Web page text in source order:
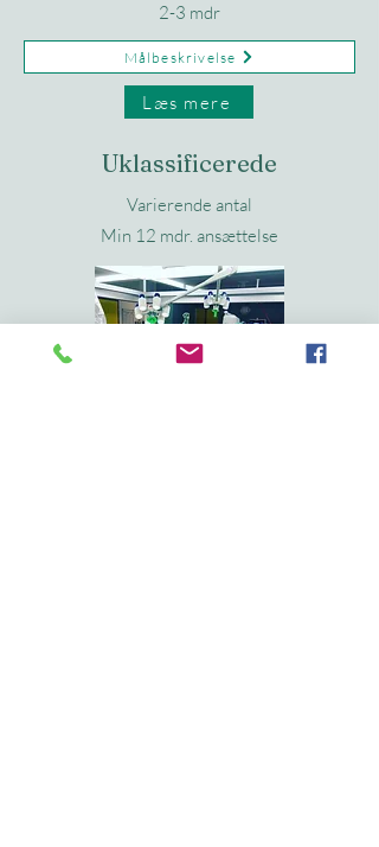
2-3 mdr
Målbeskrivelse
Læs mere
Uklassificerede
Varierende antal
Min 12 mdr. ansættelse